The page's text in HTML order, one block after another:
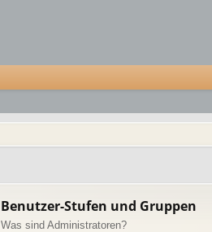
Benutzer-Stufen und Gruppen
Was sind Administratoren?